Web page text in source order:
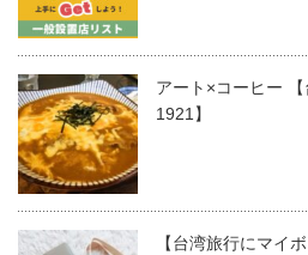
アート×コーヒー
1921】
【台湾旅行にマイ